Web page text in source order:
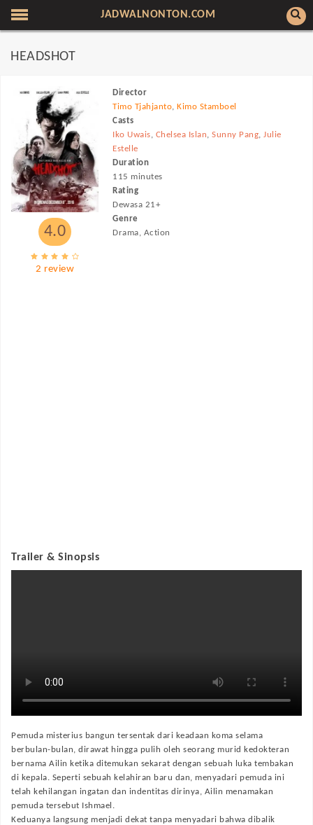
JADWALNONTON.COM
HEADSHOT
4.0
2 review
Director
Timo Tjahjanto,Kimo Stamboel
Casts
Iko Uwais, Chelsea Islan,Sunny Pang,Julie
Estelle
Duration
115 minutes
Rating
Dewasa 21+
Genre
Drama, Action
Trailer & Sinopsis
Pemuda misterius bangun tersentak dari keadaan koma selama
berbulan-bulan, dirawat hingga pulih oleh seorang murid kedokteran
bernama Ailin ketika ditemukan sekarat dengan sebuah luka tembakan
di kepala. Seperti sebuah kelahiran baru dan, menyadari pemuda ini
telah kehilangan ingatan dan indentitas dirinya, Ailin menamakan
pemuda tersebut Ishmael.
Keduanya langsung menjadi dekat tanpa menyadari bahwa dibalik